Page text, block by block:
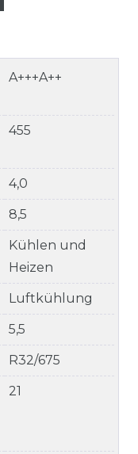
A+++A++
455
4,0
8,5
Kühlen und
Heizen
Luftkühlung
5,5
R32/675
21